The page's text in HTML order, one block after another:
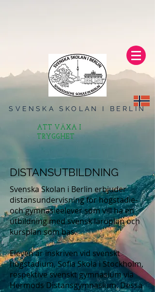
SVENSKA SKOLAN I BERLIN
ATT VÄXA I
TRYGGHET
DISTANSUTBILDNING
Svenska Skolan i Berlin erbjuder
distansundervisning för högstadie-
och gymnasieelever som vill ha en
utbildning med svensk läroplan och
kursplan som bas.
Eleven är inskriven vid svenskt
högstadium, Sofia Skola i Stockholm,
respektive svenskt gymnasium via
Hermods Distansgymnasium. Dessa